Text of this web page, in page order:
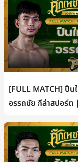
[FULL MATCH] ปื
อรรถชัย กีล่าสปอร์ต